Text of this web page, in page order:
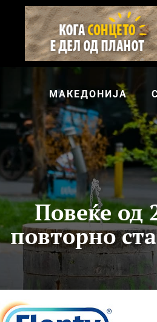
МАКЕДОНИЈА
Повеќе од
повторно